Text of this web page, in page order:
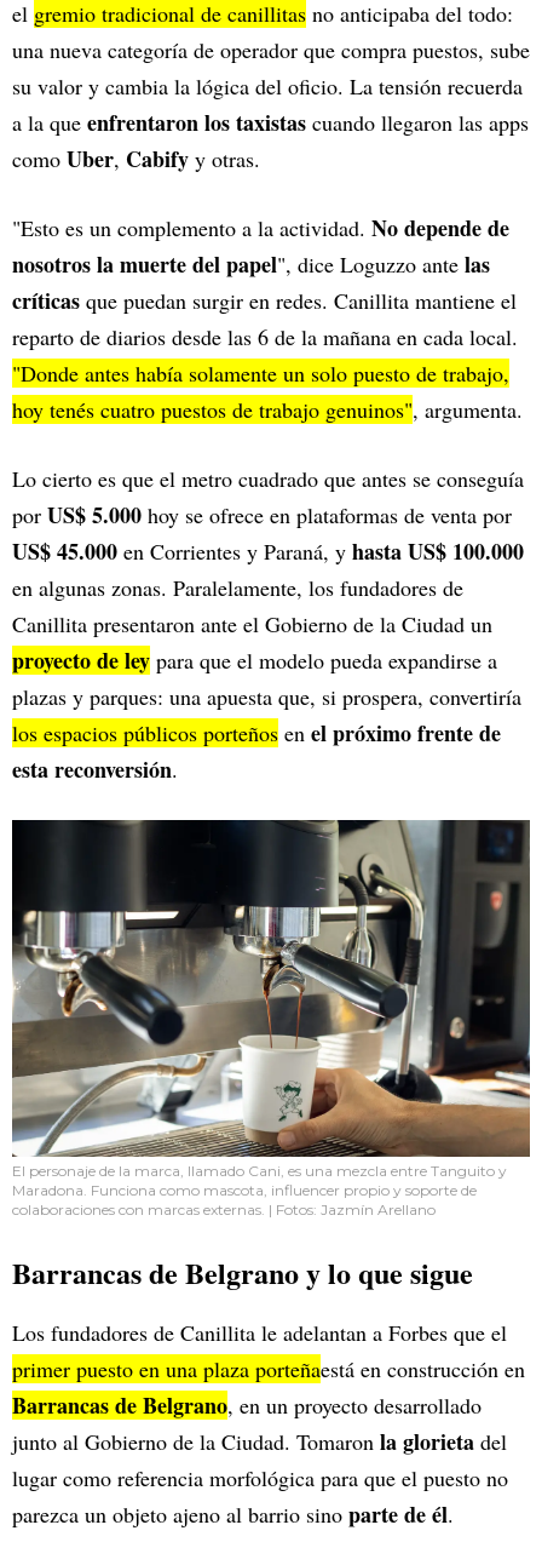
el gremio tradicional de canillitas no anticipaba del todo:
una nueva categoría de operador que compra puestos, sube
su valor y cambia la lógica del oficio. La tensión recuerda
a la que enfrentaron los taxistas cuando llegaron las apps
como Uber, Cabify y otras.
"Esto es un complemento a la actividad. No depende de
nosotros la muerte del papel", dice Loguzzo ante las
críticas que puedan surgir en redes. Canillita mantiene el
reparto de diarios desde las 6 de la mañana en cada local.
"Donde antes había solamente un solo puesto de trabajo,
hoy tenés cuatro puestos de trabajo genuinos", argumenta.
Lo cierto es que el metro cuadrado que antes se conseguía
por US$ 5.000 hoy se ofrece en plataformas de venta por
US$ 45.000 en Corrientes y Paraná, y hasta US$ 100.000
en algunas zonas. Paralelamente, los fundadores de
Canillita presentaron ante el Gobierno de la Ciudad un
proyecto de ley para que el modelo pueda expandirse a
plazas y parques: una apuesta que, si prospera, convertiría
los espacios públicos porteños en el próximo frente de
esta reconversión.
El personaje de la marca, llamado Cani, es una mezcla entre Tanguito y
Maradona. Funciona como mascota, influencer propio y soporte de
colaboraciones con marcas externas. | Fotos: Jazmín Arellano
Barrancas de Belgrano y lo que sigue
Los fundadores de Canillita le adelantan a Forbes que el
primer puesto en una plaza porteñaestá en construcción en
Barrancas de Belgrano, en un proyecto desarrollado
junto al Gobierno de la Ciudad. Tomaron la glorieta del
lugar como referencia morfológica para que el puesto no
parezca un objeto ajeno al barrio sino parte de él.